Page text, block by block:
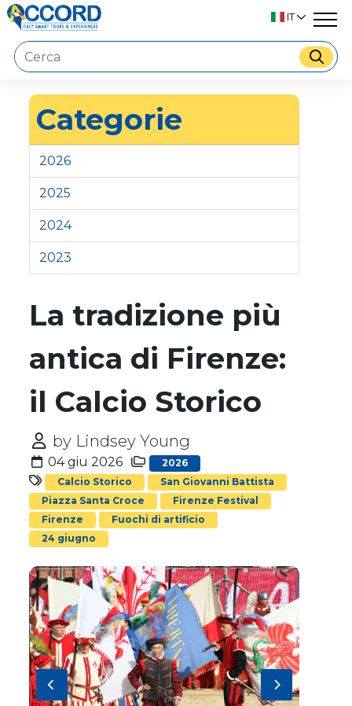
IT
La tradizione più
antica di Firenze:
il Calcio Storico
by Lindsey Young
04 giu 2026
2026
Calcio Storico
San Giovanni Battista
Piazza Santa Croce
Firenze Festival
Firenze
Fuochi di artificio
24 giugno
Categorie
2026
2025
2024
2023